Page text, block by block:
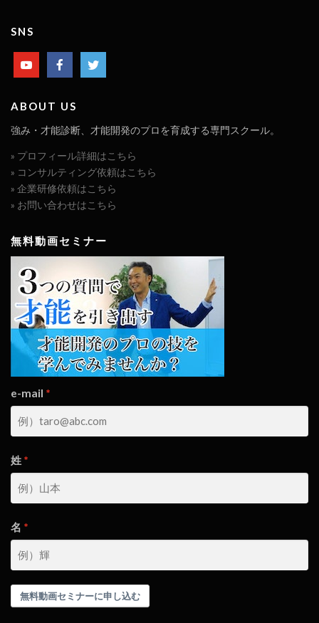
SNS
ABOUT US
強み・才能診断、才能開発のプロを育成する専門スクール。
» プロフィール詳細はこちら
» コンサルティング依頼はこちら
» 企業研修依頼はこちら
» お問い合わせはこちら
無料動画セミナー
e-mail
姓
名
無料動画セミナーに申し込む